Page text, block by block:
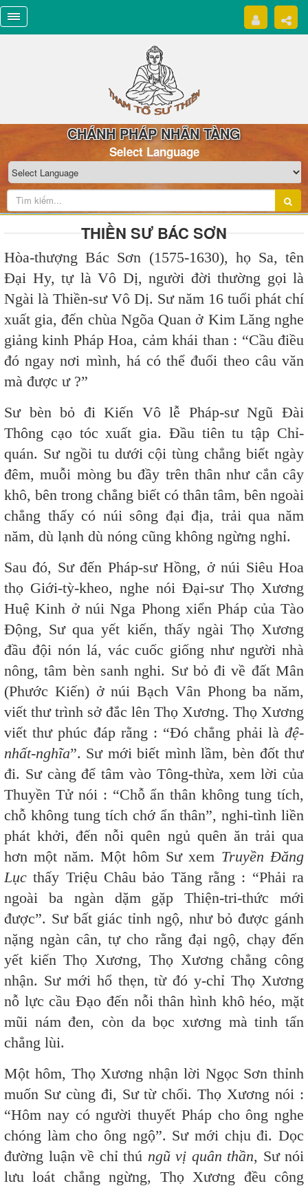
CHÁNH PHÁP NHÃN TÀNG
Select Language
THIỀN SƯ BÁC SƠN
Hòa-thượng Bác Sơn (1575-1630), họ Sa, tên
Đại Hy, tự là Vô Dị, người đời thường gọi là
Ngài là Thiền-sư Vô Dị. Sư năm 16 tuổi phát chí
xuất gia, đến chùa Ngõa Quan ở Kim Lăng nghe
giảng kinh Pháp Hoa, cảm khái than : “Cầu điều
đó ngay nơi mình, há có thể đuổi theo câu văn
mà được ư ?”
Sư bèn bỏ đi Kiến Vô lễ Pháp-sư Ngũ Đài
Thông cạo tóc xuất gia. Đầu tiên tu tập Chỉ-
quán. Sư ngồi tu dưới cội tùng chẳng biết ngày
đêm, muỗi mòng bu đầy trên thân như cắn cây
khô, bên trong chẳng biết có thân tâm, bên ngoài
chẳng thấy có núi sông đại địa, trải qua năm
năm, dù lạnh dù nóng cũng không ngừng nghỉ.
Sau đó, Sư đến Pháp-sư Hồng, ở núi Siêu Hoa
thọ Giới-tỳ-kheo, nghe nói Đại-sư Thọ Xương
Huệ Kinh ở núi Nga Phong xiển Pháp của Tào
Động, Sư qua yết kiến, thấy ngài Thọ Xương
đầu đội nón lá, vác cuốc giống như người nhà
nông, tâm bèn sanh nghi. Sư bỏ đi về đất Mân
(Phước Kiến) ở núi Bạch Vân Phong ba năm,
viết thư trình sở đắc lên Thọ Xương. Thọ Xương
viết thư phúc đáp rằng : “Đó chẳng phải là đệ-
nhất-nghĩa”. Sư mới biết mình lầm, bèn đốt thư
đi. Sư càng để tâm vào Tông-thừa, xem lời của
Thuyền Tử nói : “Chỗ ẩn thân không tung tích,
chỗ không tung tích chớ ẩn thân”, nghi-tình liền
phát khởi, đến nỗi quên ngủ quên ăn trải qua
hơn một năm. Một hôm Sư xem Truyền Đăng
Lục thấy Triệu Châu bảo Tăng rằng : “Phải ra
ngoài ba ngàn dặm gặp Thiện-tri-thức mới
được”. Sư bất giác tỉnh ngộ, như bỏ được gánh
nặng ngàn cân, tự cho rằng đại ngộ, chạy đến
yết kiến Thọ Xương, Thọ Xương chẳng công
nhận. Sư mới hổ thẹn, từ đó y-chỉ Thọ Xương
nỗ lực cầu Đạo đến nỗi thân hình khô héo, mặt
mũi nám đen, còn da bọc xương mà tinh tấn
chẳng lùi.
Một hôm, Thọ Xương nhận lời Ngọc Sơn thỉnh
muốn Sư cùng đi, Sư từ chối. Thọ Xương nói :
“Hôm nay có người thuyết Pháp cho ông nghe
chóng làm cho ông ngộ”. Sư mới chịu đi. Dọc
đường luận về chỉ thú ngũ vị quân thần, Sư nói
lưu loát chẳng ngừng, Thọ Xương đều công